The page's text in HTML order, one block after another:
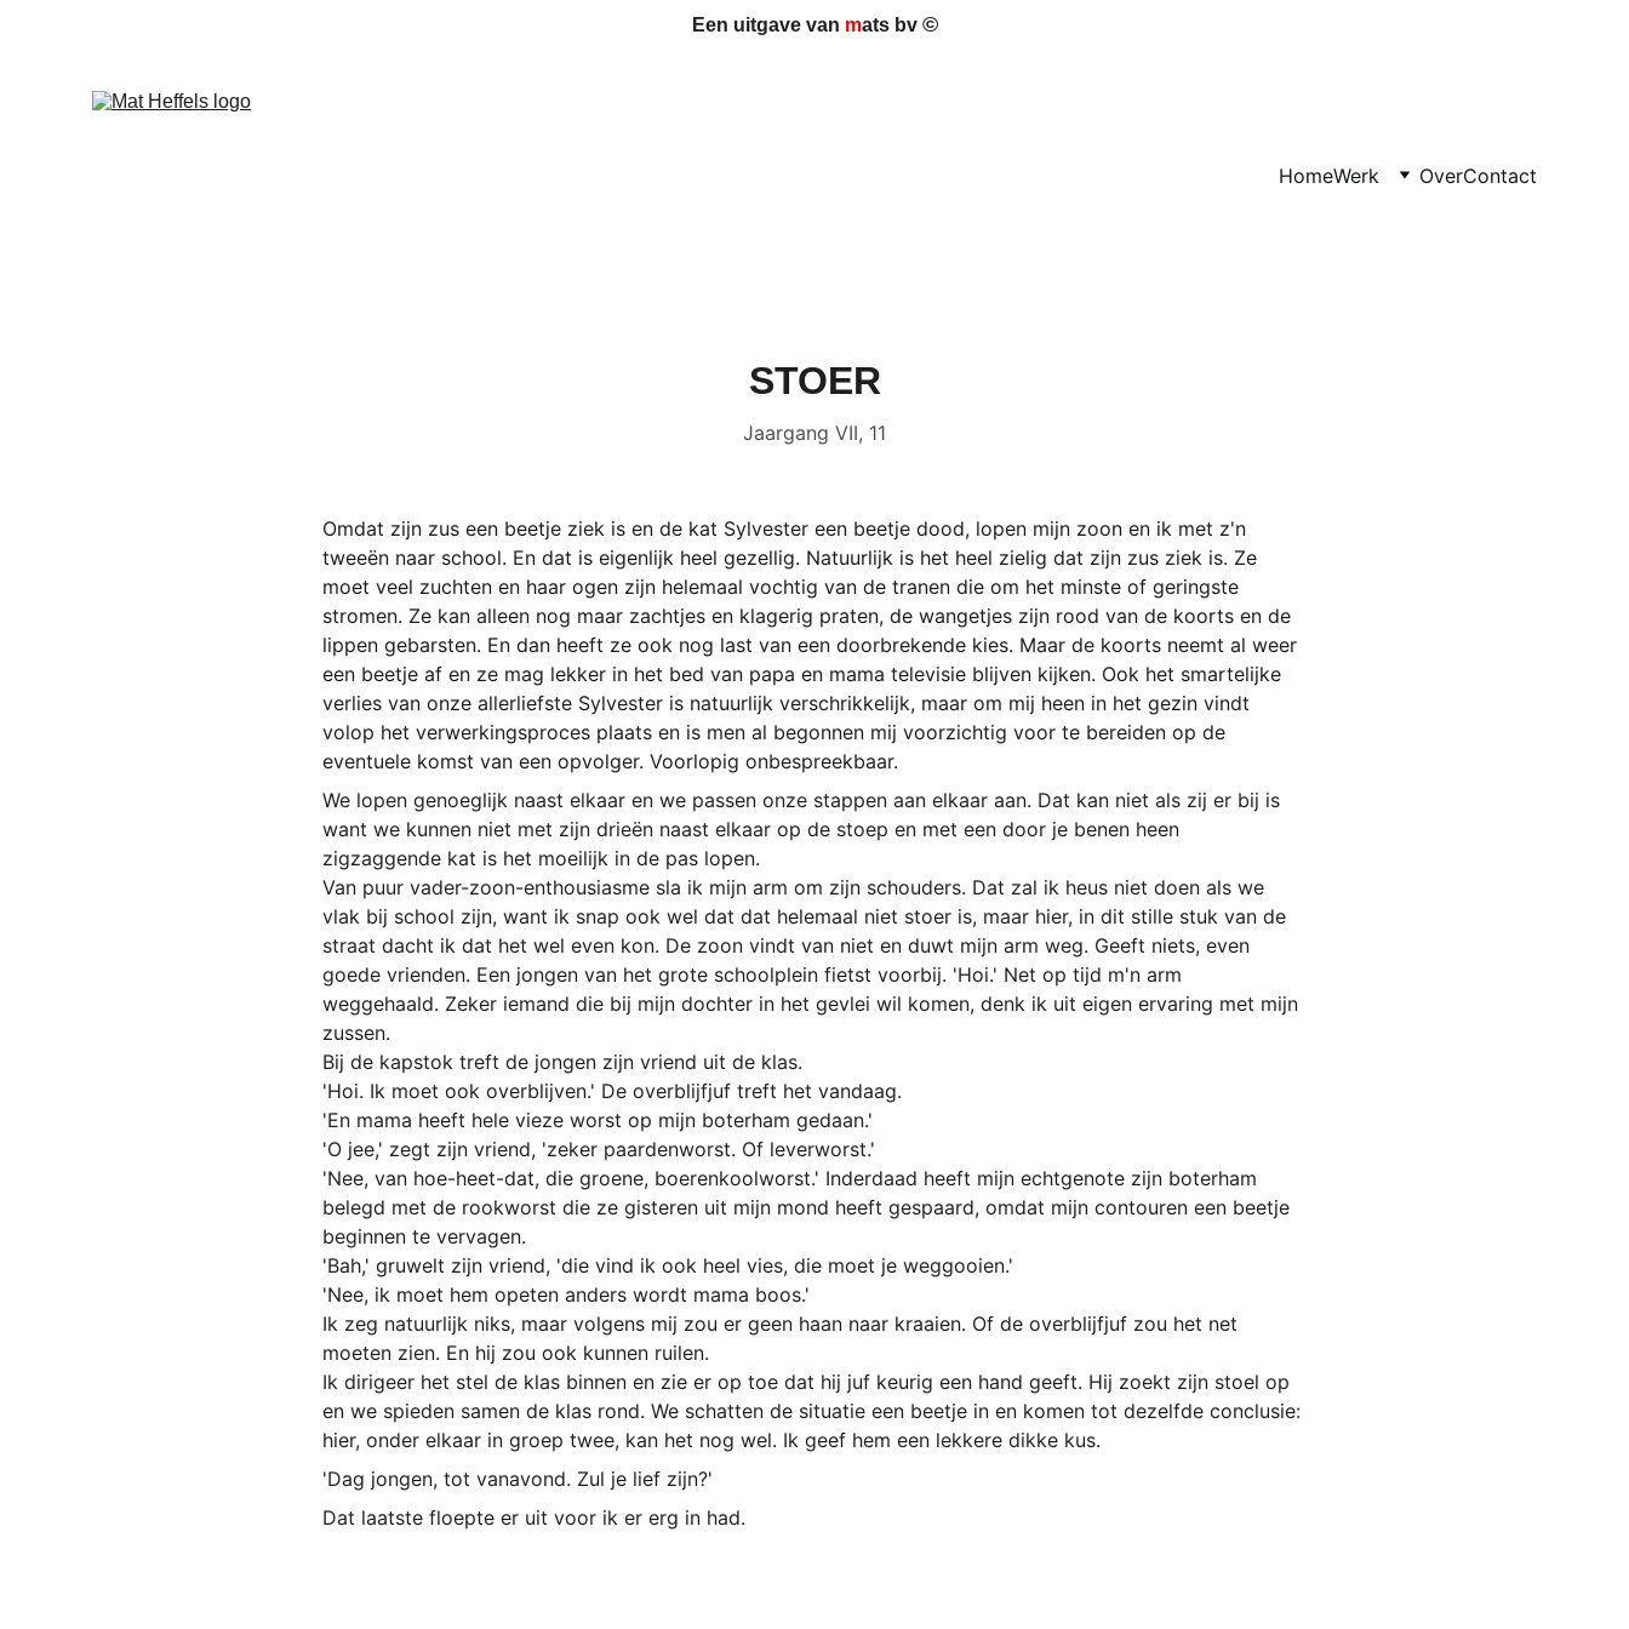
Een uitgave van mats bv ©
HomeWerk OverContact
STOER
Jaargang VII, 11
Omdat zijn zus een beetje ziek is en de kat Sylvester een beetje dood, lopen mijn zoon en ik met z'n
tweeën naar school. En dat is eigenlijk heel gezellig. Natuurlijk is het heel zielig dat zijn zus ziek is. Ze
moet veel zuchten en haar ogen zijn helemaal vochtig van de tranen die om het minste of geringste
stromen. Ze kan alleen nog maar zachtjes en klagerig praten, de wangetjes zijn rood van de koorts en de
lippen gebarsten. En dan heeft ze ook nog last van een doorbrekende kies. Maar de koorts neemt al weer
een beetje af en ze mag lekker in het bed van papa en mama televisie blijven kijken. Ook het smartelijke
verlies van onze allerliefste Sylvester is natuurlijk verschrikkelijk, maar om mij heen in het gezin vindt
volop het verwerkingsproces plaats en is men al begonnen mij voorzichtig voor te bereiden op de
eventuele komst van een opvolger. Voorlopig onbespreekbaar.
We lopen genoeglijk naast elkaar en we passen onze stappen aan elkaar aan. Dat kan niet als zij er bij is
want we kunnen niet met zijn drieën naast elkaar op de stoep en met een door je benen heen
zigzaggende kat is het moeilijk in de pas lopen.
Van puur vader-zoon-enthousiasme sla ik mijn arm om zijn schouders. Dat zal ik heus niet doen als we
vlak bij school zijn, want ik snap ook wel dat dat helemaal niet stoer is, maar hier, in dit stille stuk van de
straat dacht ik dat het wel even kon. De zoon vindt van niet en duwt mijn arm weg. Geeft niets, even
goede vrienden. Een jongen van het grote schoolplein fietst voorbij. 'Hoi.' Net op tijd m'n arm
weggehaald. Zeker iemand die bij mijn dochter in het gevlei wil komen, denk ik uit eigen ervaring met mijn
zussen.
Bij de kapstok treft de jongen zijn vriend uit de klas.
'Hoi. Ik moet ook overblijven.' De overblijfjuf treft het vandaag.
'En mama heeft hele vieze worst op mijn boterham gedaan.'
'O jee,' zegt zijn vriend, 'zeker paardenworst. Of leverworst.'
'Nee, van hoe-heet-dat, die groene, boerenkoolworst.' Inderdaad heeft mijn echtgenote zijn boterham
belegd met de rookworst die ze gisteren uit mijn mond heeft gespaard, omdat mijn contouren een beetje
beginnen te vervagen.
'Bah,' gruwelt zijn vriend, 'die vind ik ook heel vies, die moet je weggooien.'
'Nee, ik moet hem opeten anders wordt mama boos.'
Ik zeg natuurlijk niks, maar volgens mij zou er geen haan naar kraaien. Of de overblijfjuf zou het net
moeten zien. En hij zou ook kunnen ruilen.
Ik dirigeer het stel de klas binnen en zie er op toe dat hij juf keurig een hand geeft. Hij zoekt zijn stoel op
en we spieden samen de klas rond. We schatten de situatie een beetje in en komen tot dezelfde conclusie:
hier, onder elkaar in groep twee, kan het nog wel. Ik geef hem een lekkere dikke kus.
'Dag jongen, tot vanavond. Zul je lief zijn?'
Dat laatste floepte er uit voor ik er erg in had.